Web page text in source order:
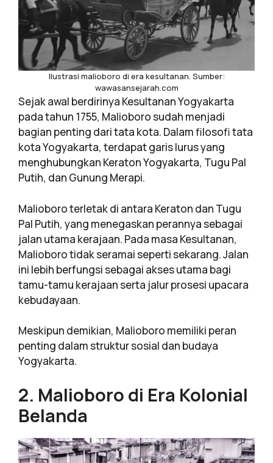
Ilustrasi malioboro di era kesultanan. Sumber:
wawasansejarah.com
Sejak awal berdirinya Kesultanan Yogyakarta
pada tahun 1755, Malioboro sudah menjadi
bagian penting dari tata kota. Dalam filosofi tata
kota Yogyakarta, terdapat garis lurus yang
menghubungkan Keraton Yogyakarta, Tugu Pal
Putih, dan Gunung Merapi.
Malioboro terletak di antara Keraton dan Tugu
Pal Putih, yang menegaskan perannya sebagai
jalan utama kerajaan. Pada masa Kesultanan,
Malioboro tidak seramai seperti sekarang. Jalan
ini lebih berfungsi sebagai akses utama bagi
tamu-tamu kerajaan serta jalur prosesi upacara
kebudayaan.
Meskipun demikian, Malioboro memiliki peran
penting dalam struktur sosial dan budaya
Yogyakarta.
2. Malioboro di Era Kolonial
Belanda